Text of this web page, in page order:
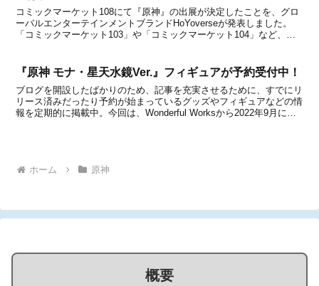
コミックマーケット108にて『原神』の出展が決定したことを、グロ
ーバルエンターテインメントブランドHoYoverseが発表しました。
「コミックマーケット103」や「コミックマーケット104」など、過
『原神 モナ・星天水鏡Ver.』フィギュアが予約受付中！
ブログを開設したばかりのため、記事を充実させるために、すでにリ
リース済みだったり予約が始まっているグッズやフィギュアなどの情
報を定期的に掲載中。今回は、Wonderful Worksから2022年9月に発
ホーム 原神
概要